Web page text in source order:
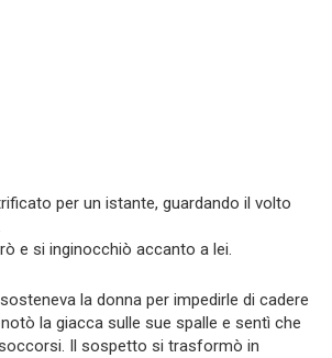
per un istante, guardando il volto
e si inginocchiò accanto a lei.
la donna per impedirle di cadere
la giacca sulle sue spalle e sentì che
Il sospetto si trasformò in